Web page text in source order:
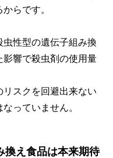
らです。
性型の遺伝子組み換
影響で殺虫剤の使用量
スクを回避出来ない
っていません。
換え食品は本来期待